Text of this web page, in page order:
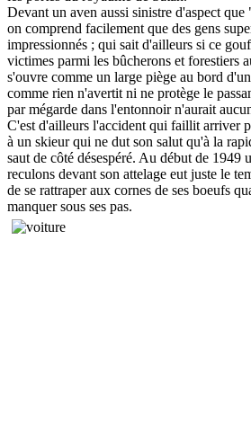
Devant un aven aussi sinistre d'aspect
on comprend facilement que des gens
impressionnés ; qui sait d'ailleurs si ce
victimes parmi les bûcherons et forestiers
s'ouvre comme un large piège au bord
comme rien n'avertit ni ne protège le
par mégarde dans l'entonnoir n'aurait
C'est d'ailleurs l'accident qui faillit arriver
à un skieur qui ne dut son salut qu'à la
saut de côté désespéré. Au début de 1949
reculons devant son attelage eut juste le
de se rattraper aux cornes de ses boeufs
manquer sous ses pas.